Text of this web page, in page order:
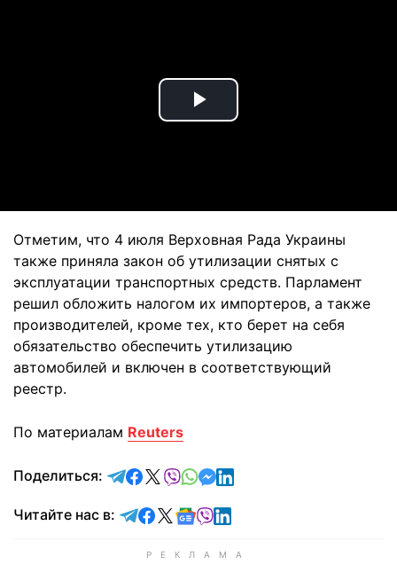
Play
Отметим, что 4 июля Верховная Рада Украины
также приняла закон об утилизации снятых с
эксплуатации транспортных средств. Парламент
решил обложить налогом их импортеров, а также
производителей, кроме тех, кто берет на себя
обязательство обеспечить утилизацию
автомобилей и включен в соответствующий
реестр.
По материалам Reuters
Поделиться: отправить в Telegram
поделиться в Facebook
поделиться в X
отправить в Viber
отправить в Whatsapp
отправить в Messenger
отправить в LinkedIn
Читайте нас в: Читайте в Telegram
Читайте в Facebook
Читайте в X
Читайте в Google news
Читайте в Viber
Читайте в LinkedIn